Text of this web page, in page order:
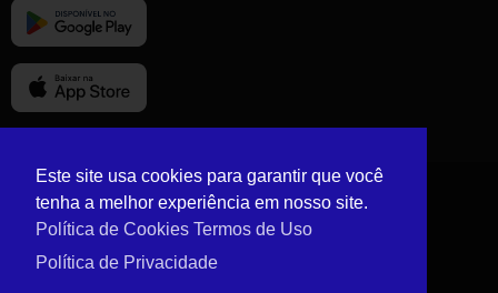
© Copyright Vizinho Tem 2024.
Este site usa cookies para garantir que você
tenha a melhor experiência em nosso site.
Política de Cookies Termos de Uso
Política de Privacidade